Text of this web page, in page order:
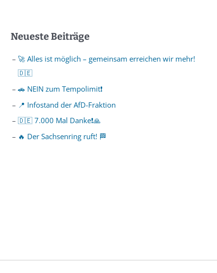
Neueste Beiträge
🚀 Alles ist möglich – gemeinsam erreichen wir mehr!
🇩🇪
🚗 NEIN zum Tempolimit❗️
📍 Infostand der AfD-Fraktion
🇩🇪 7.000 Mal Danke❗️🙏
🔥 Der Sachsenring ruft! 🏁